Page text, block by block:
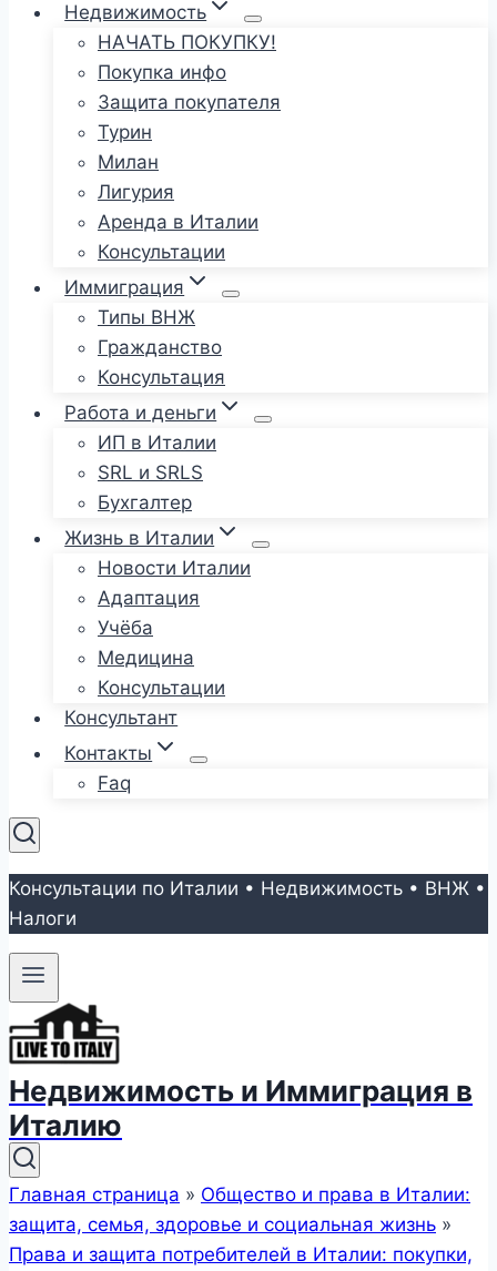
Недвижимость
НАЧАТЬ ПОКУПКУ!
Покупка инфо
Защита покупателя
Турин
Милан
Лигурия
Аренда в Италии
Консультации
Иммиграция
Типы ВНЖ
Гражданство
Консультация
Работа и деньги
ИП в Италии
SRL и SRLS
Бухгалтер
Жизнь в Италии
Новости Италии
Адаптация
Учёба
Медицина
Консультации
Консультант
Контакты
Faq
Консультации по Италии • Недвижимость • ВНЖ •
Налоги
Недвижимость и Иммиграция в
Италию
Главная страница » Общество и права в Италии:
защита, семья, здоровье и социальная жизнь »
Права и защита потребителей в Италии: покупки,